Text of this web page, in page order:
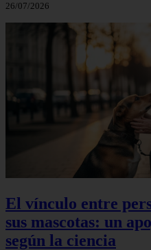
26/07/2026
El vínculo entre
sus mascotas: un
según la ciencia